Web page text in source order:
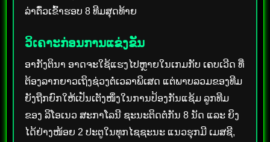
ລ່າຕົ໋ວເຂົ້າຮອບ 8 ທີມສຸດທ້າຍ
ວິເຄາະກ່ອນການແຂ່ງຂັນ
ອາກັງຕິນາ ອາດຈະໃຊ້ແຮງໄປຫຼາຍໃນເກມກັບ ເຄບເວີດ ທີ່
ຕ້ອງລາກຍາວເຖິງຊ່ວງຕໍ່ເວລາພິເສດ ແຕ່ພາບລວມຂອງທີມ
ຍັງຖືກຍົກໃຫ້ເປັນເຕັງໜຶ່ງໃນການປ້ອງກັນແຊ້ມ ລູກທີມ
ຂອງ ລິໂອເນວ ສະກາໂລນີ ຊະນະຕິດຕໍ່ກັນ 8 ນັດ ແລະ ຍິງ
ໄດ້ຢ່າງໜ້ອຍ 2 ປະຕູໃນທຸກໄຊຊະນະ ແນວຮຸກມີ ເມສຊີ,